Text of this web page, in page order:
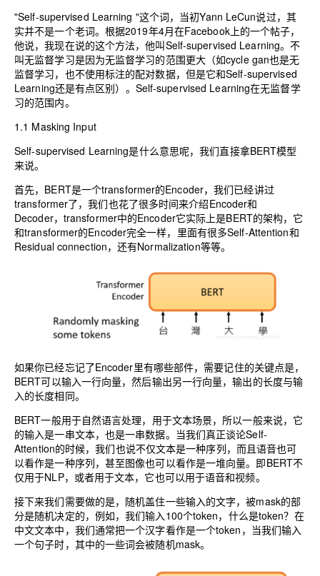
"Self-supervised Learning "这个词，当初Yann LeCun说过，其
实并不是一个老词。根据2019年4月在Facebook上的一个帖子，
他说，我现在说的这个方法，他叫Self-supervised Learning。不
叫无监督学习是因为无监督学习的范围更大（如cycle gan也是无
监督学习，也不使用标注的配对数据，但是它和Self-supervised
Learning还是有点区别）。Self-supervised Learning在无监督学
习的范围内。
1.1 Masking Input
Self-supervised Learning是什么意思呢，我们直接拿BERT模型
来说。
首先，BERT是一个transformer的Encoder，我们已经讲过
transformer了，我们也花了很多时间来介绍Encoder和
Decoder，transformer中的Encoder它实际上是BERT的架构，它
和transformer的Encoder完全一样，里面有很多Self-Attention和
Residual connection，还有Normalization等等。
如果你已经忘记了Encoder里有哪些部件，需要记住的关键点是，
BERT可以输入一行向量，然后输出另一行向量，输出的长度与输
入的长度相同。
BERT一般用于自然语言处理，用于文本场景，所以一般来说，它
的输入是一串文本，也是一串数据。当我们真正谈论Self-
Attention的时候，我们也说不仅文本是一种序列，而且语音也可
以看作是一种序列，甚至图像也可以看作是一堆向量。即BERT不
仅用于NLP，或者用于文本，它也可以用于语音和视频。
接下来我们需要做的是，随机盖住一些输入的文字，被mask的部
分是随机决定的，例如，我们输入100个token，什么是token？在
中文文本中，我们通常把一个汉字看作是一个token，当我们输入
一个句子时，其中的一些词会被随机mask。